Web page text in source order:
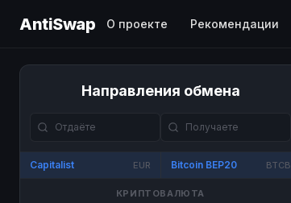
AntiSwap О проекте Рекомендации
Направления обмена
Capitalist EUR Bitcoin BEP20 BTCB
КРИПТОВАЛЮТА